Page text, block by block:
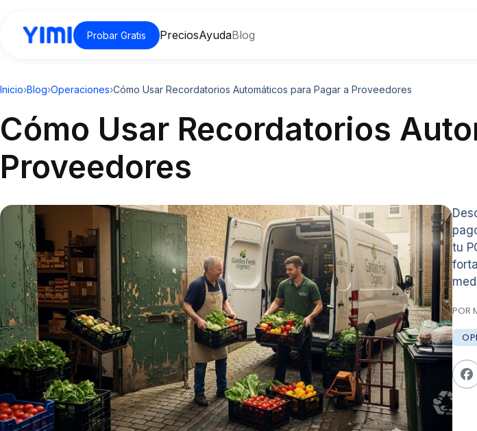
Probar Gratis PreciosAyudaBlog
Inicio›Blog›Operaciones›Cómo Usar Recordatorios Automáticos para Pagar a Proveedores
Cómo Usar Recordatorios
Proveedores
tu
POR